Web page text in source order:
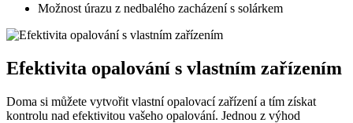
Možnost úrazu z nedbalého zacházení s solárkem
Efektivita opalování s vlastním zařízením
Doma si můžete vytvořit vlastní opalovací zařízení a tím získat
kontrolu nad efektivitou vašeho opalování. Jednou z výhod